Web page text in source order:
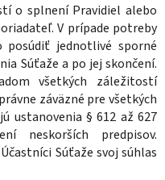
o splnení Pravidiel alebo
V prípade potreby
posúdiť jednotlivé sporné
Súťaže a po jej skončení.
všetkých záležitostí
záväzné pre všetkých
ustanovenia § 612 až 627
neskorších predpisov.
Súťaže svoj súhlas